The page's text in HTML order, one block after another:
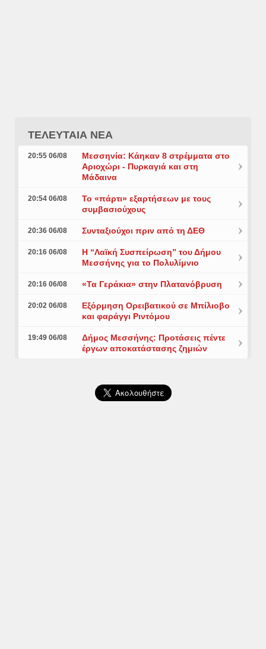
ΤΕΛΕΥΤΑΙΑ ΝΕΑ
20:55 06/08
Μεσσηνία: Κάηκαν 8 στρέμματα στο
Αριοχώρι - Πυρκαγιά και στη
Μάδαινα
20:54 06/08
Το «πάρτι» εξαρτήσεων με τους
συμβασιούχους
20:36 06/08 Συνταξιούχοι πριν από τη ΔΕΘ
20:16 06/08
Η “Λαϊκή Συσπείρωση” του Δήμου
Μεσσήνης για το Πολυλίμνιο
20:16 06/08 «Τα Γεράκια» στην Πλατανόβρυση
20:02 06/08
Εξόρμηση Ορειβατικού σε Μπίλιοβο
και φαράγγι Ριντόμου
19:49 06/08
Δήμος Μεσσήνης: Προτάσεις πέντε
έργων αποκατάστασης ζημιών